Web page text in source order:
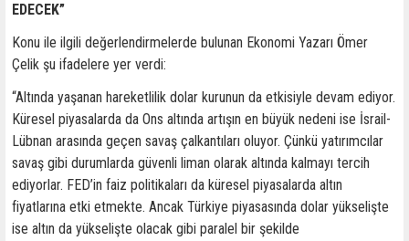
EDECEK”
Konu ile ilgili değerlendirmelerde bulunan Ekonomi Yazarı Ömer
Çelik şu ifadelere yer verdi:
“Altında yaşanan hareketlilik dolar kurunun da etkisiyle devam ediyor.
Küresel piyasalarda da Ons altında artışın en büyük nedeni ise İsrail-
Lübnan arasında geçen savaş çalkantıları oluyor. Çünkü yatırımcılar
savaş gibi durumlarda güvenli liman olarak altında kalmayı tercih
ediyorlar. FED’in faiz politikaları da küresel piyasalarda altın
fiyatlarına etki etmekte. Ancak Türkiye piyasasında dolar yükselişte
ise altın da yükselişte olacak gibi paralel bir şekilde